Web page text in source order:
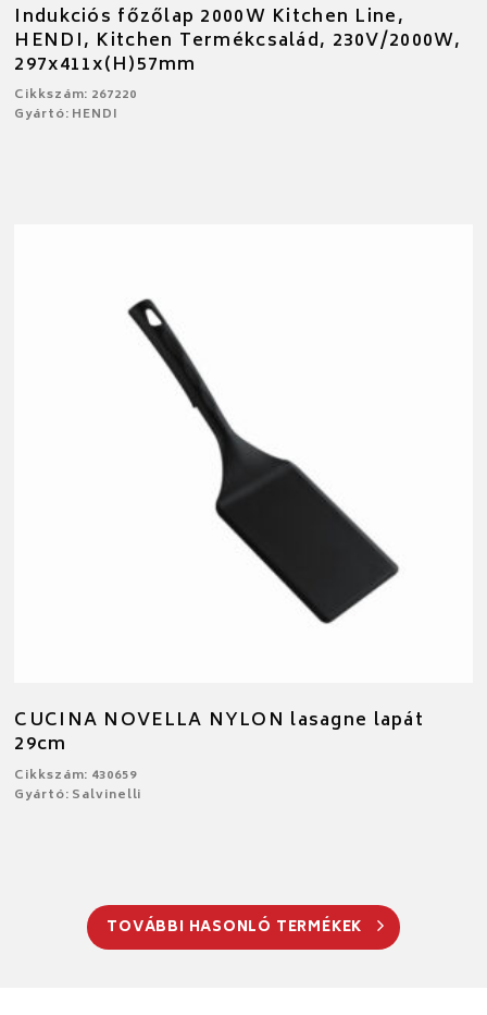
Indukciós főzőlap 2000W Kitchen Line,
HENDI, Kitchen Termékcsalád, 230V/2000W,
297x411x(H)57mm
Cikkszám: 267220
Gyártó: HENDI
CUCINA NOVELLA NYLON lasagne lapát
29cm
Cikkszám: 430659
Gyártó: Salvinelli
TOVÁBBI HASONLÓ TERMÉKEK